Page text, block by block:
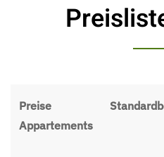
Preise
Appartements